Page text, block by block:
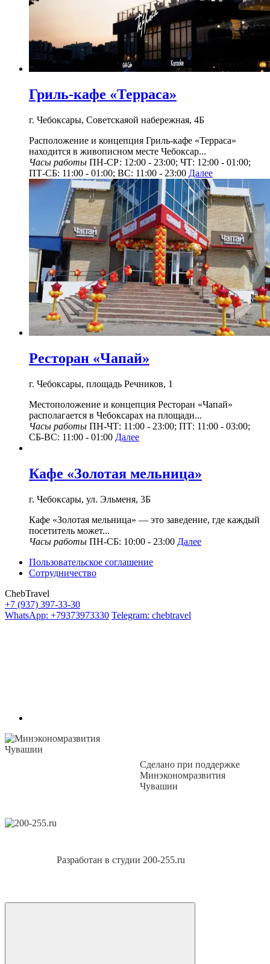
Гриль-кафе «Терраса»
г. Чебоксары, Советскаяой набережная, 4Б
Расположение и концепция Гриль-кафе «Терраса»
находится в живописном месте Чебоксар...
Часы работы ПН-СР: 12:00 - 23:00; ЧТ: 12:00 - 01:00;
ПТ-СБ: 11:00 - 01:00; ВС: 11:00 - 23:00 Далее
Ресторан «Чапай»
г. Чебоксары, площадь Речников, 1
Местоположение и концепция Ресторан «Чапай»
располагается в Чебоксарах на площади...
Часы работы ПН-ЧТ: 11:00 - 23:00; ПТ: 11:00 - 03:00;
СБ-ВС: 11:00 - 01:00 Далее
Кафе «Золотая мельница»
г. Чебоксары, ул. Эльменя, 3Б
Кафе «Золотая мельница» — это заведение, где каждый
посетитель может...
Часы работы ПН-СБ: 10:00 - 23:00 Далее
Пользовательское соглашение
Сотрудничество
ChebTravel
+7 (937) 397-33-30
WhatsApp: +79373973330 Telegram: chebtravel
Сделано при поддержке
Минэкономразвития
Чувашии
Разработан в студии 200-255.ru